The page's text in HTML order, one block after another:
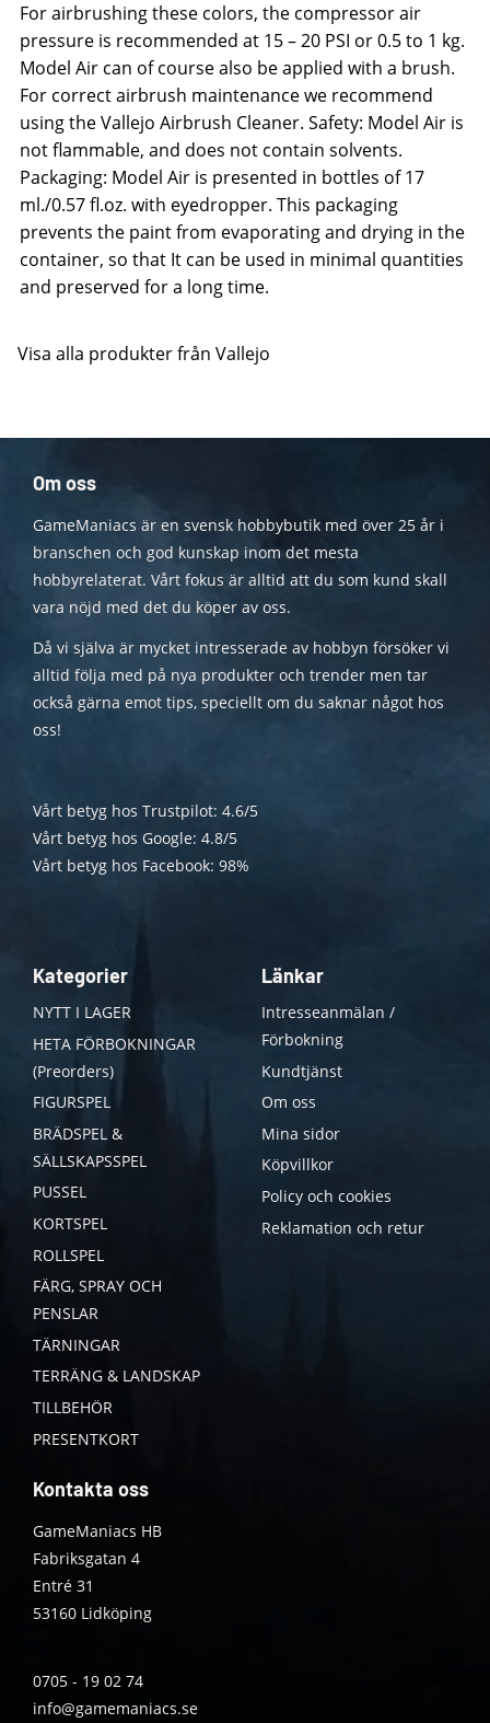
For airbrushing these colors, the compressor air
pressure is recommended at 15 – 20 PSI or 0.5 to 1 kg.
Model Air can of course also be applied with a brush.
For correct airbrush maintenance we recommend
using the Vallejo Airbrush Cleaner. Safety: Model Air is
not flammable, and does not contain solvents.
Packaging: Model Air is presented in bottles of 17
ml./0.57 fl.oz. with eyedropper. This packaging
prevents the paint from evaporating and drying in the
container, so that It can be used in minimal quantities
and preserved for a long time.
Visa alla produkter från Vallejo
Om oss
GameManiacs är en svensk hobbybutik med över 25 år i
branschen och god kunskap inom det mesta
hobbyrelaterat. Vårt fokus är alltid att du som kund skall
vara nöjd med det du köper av oss.
Då vi själva är mycket intresserade av hobbyn försöker vi
alltid följa med på nya produkter och trender men tar
också gärna emot tips, speciellt om du saknar något hos
oss!
Vårt betyg hos Trustpilot: 4.6/5
Vårt betyg hos Google: 4.8/5
Vårt betyg hos Facebook: 98%
Kategorier
NYTT I LAGER
HETA FÖRBOKNINGAR
(Preorders)
FIGURSPEL
BRÄDSPEL &
SÄLLSKAPSSPEL
PUSSEL
KORTSPEL
ROLLSPEL
FÄRG, SPRAY OCH
PENSLAR
TÄRNINGAR
TERRÄNG & LANDSKAP
TILLBEHÖR
PRESENTKORT
Länkar
Intresseanmälan /
Förbokning
Kundtjänst
Om oss
Mina sidor
Köpvillkor
Policy och cookies
Reklamation och retur
Kontakta oss
GameManiacs HB
Fabriksgatan 4
Entré 31
53160 Lidköping
0705 - 19 02 74
info@gamemaniacs.se